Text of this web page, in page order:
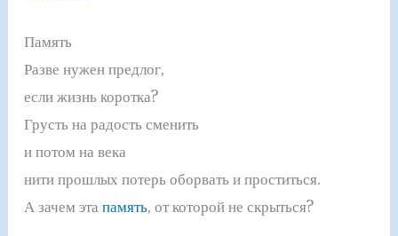
Память
Разве нужен предлог,
если жизнь коротка?
Грусть на радость сменить
и потом на века
нити прошлых потерь оборвать и проститься.
А зачем эта память, от которой не скрыться?